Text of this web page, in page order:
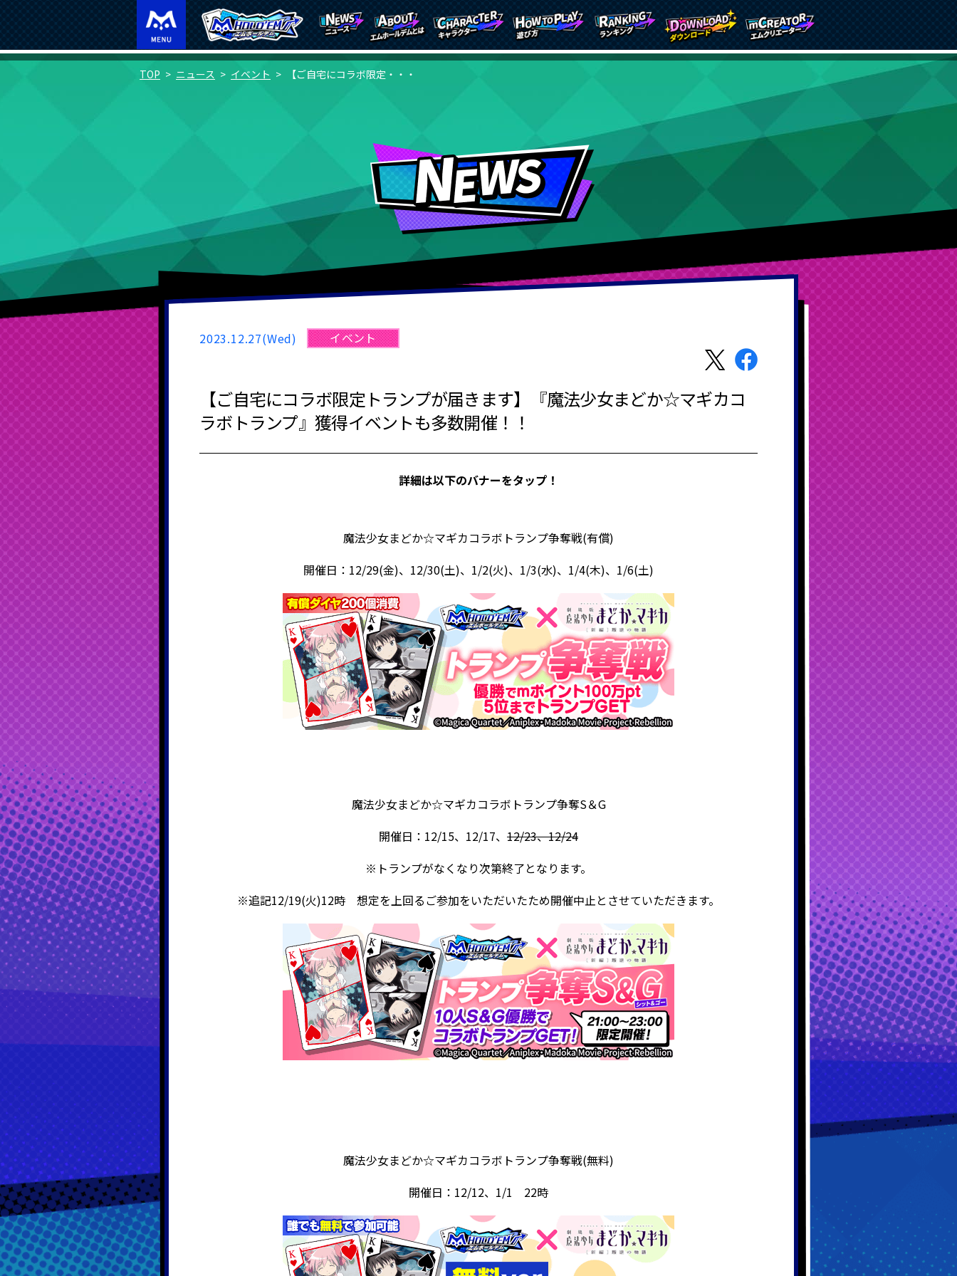
TOP ニュース イベント 【ご自宅にコラボ限定・・・
2023.12.27(Wed) イベント
【ご自宅にコラボ限定トランプが届きます】『魔法少女まどか☆マギカコ
ラボトランプ』獲得イベントも多数開催！！
詳細は以下のバナーをタップ！
魔法少女まどか☆マギカコラボトランプ争奪戦(有償)
開催日：12/29(金)、12/30(土)、1/2(火)、1/3(水)、1/4(木)、1/6(土)
魔法少女まどか☆マギカコラボトランプ争奪S＆G
開催日：12/15、12/17、 12/23、12/24
※トランプがなくなり次第終了となります。
※追記12/19(火)12時 想定を上回るご参加をいただいたため開催中止とさせていただきます。
魔法少女まどか☆マギカコラボトランプ争奪戦(無料)
開催日：12/12、1/1 22時